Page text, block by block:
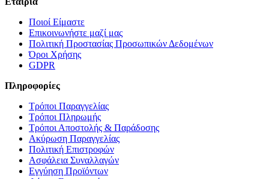
Ποιοί Είμαστε
Επικοινωνήστε μαζί μας
Πολιτική Προστασίας Προσωπικών Δεδομένων
Όροι Χρήσης
GDPR
Πληροφορίες
Τρόποι Παραγγελίας
Τρόποι Πληρωμής
Τρόποι Αποστολής & Παράδοσης
Ακύρωση Παραγγελίας
Πολιτική Επιστροφών
Ασφάλεια Συναλλαγών
Εγγύηση Προϊόντων